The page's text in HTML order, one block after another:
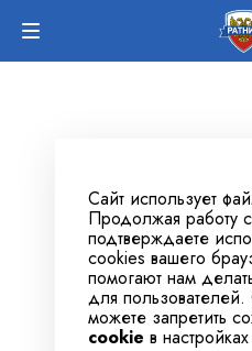
Сайт использует
Продолжая работу
подтверждаете
cookies вашего
помогают нам
для
можете запретить
cookie в